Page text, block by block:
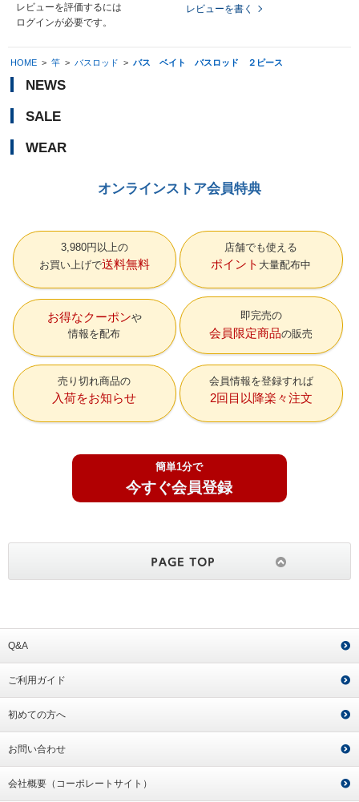
レビューを評価するには
ログインが必要です。
レビューを書く
HOME > 竿 > バスロッド > バス ベイト バスロッド ２ピース
NEWS
SALE
WEAR
オンラインストア会員特典
3,980円以上の
お買い上げで送料無料
店舗でも使える
ポイント 大量配布中
お得なクーポン
情報を配布
即完売の
会員限定商品の販売
売り切れ商品の
入荷をお知らせ
会員情報を登録すれば
2回目以降楽々注文
簡単1分で
今すぐ会員登録
Q&A
ご利用ガイド
初めての方へ
お問い合わせ
会社概要（コーポレートサイト）